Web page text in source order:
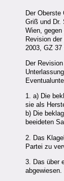
Der
Griß und Dr.
Wien,
Revision
2003, GZ
Der
1. a) Die
sie als
b) Die
beeideten
2. Das
Partei zu
3. Das über
abgewiesen.